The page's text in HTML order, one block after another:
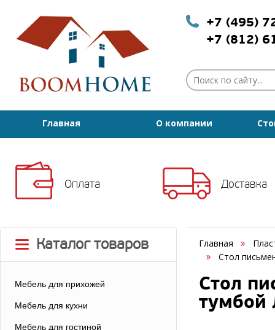
+7 (495)
+7 (812)
Главная О компании
Оплата Доставка
Каталог товаров
Мебель для прихожей
Мебель для кухни
Мебель для гостиной
Главная
Стол
Стол
тумбой